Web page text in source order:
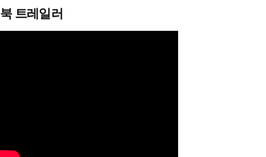
눈을 뜨자 그 여자와 나란히 누워있는 병실 안에서 둘은 고등학
북 트레일러